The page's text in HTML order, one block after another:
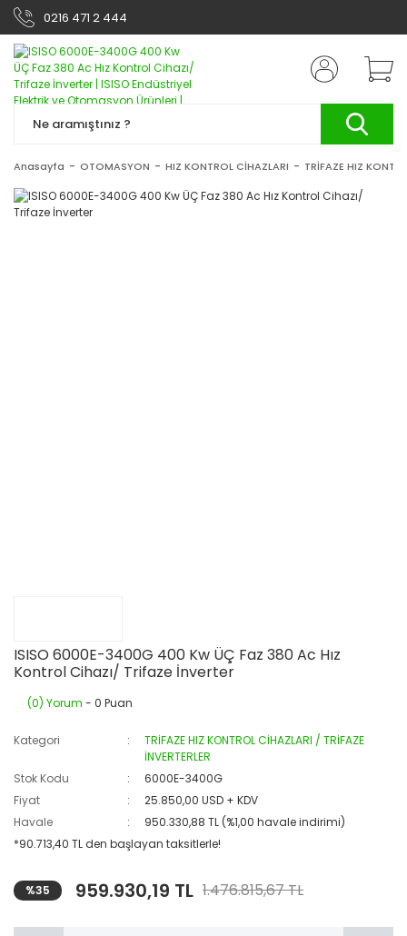
0216 471 2 444
Anasayfa OTOMASYON HIZ KONTROL CİHAZLARI TRİFAZE HIZ
ISISO 6000E-3400G 400 Kw ÜÇ Faz 380 Ac Hız
Kontrol Cihazı/ Trifaze İnverter
(0) Yorum - 0 Puan
Kategori
TRİFAZE HIZ KONTROL CİHAZLARI / TRİFAZE
İNVERTERLER
Stok Kodu
6000E-3400G
Fiyat
25.850,00 USD + KDV
Havale
950.330,88 TL (%1,00 havale indirimi)
*90.713,40 TL den başlayan taksitlerle!
%35 959.930,19 TL 1.476.815,67 TL